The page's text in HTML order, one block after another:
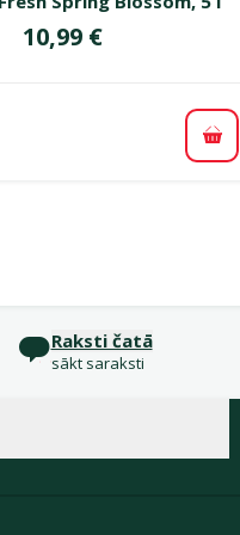
Cena
10,99 €
Raksti čatā
sākt saraksti